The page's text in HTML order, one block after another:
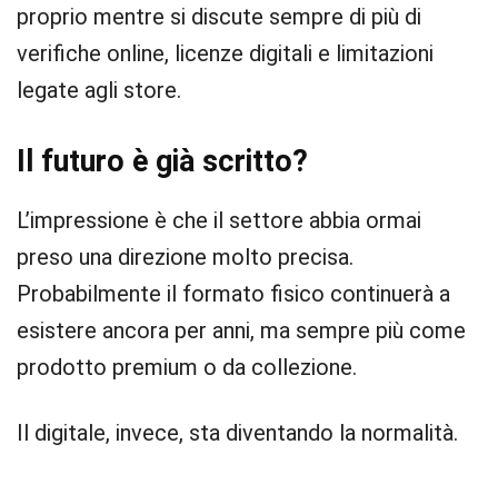
proprio mentre si discute sempre di più di
verifiche online, licenze digitali e limitazioni
legate agli store.
Il futuro è già scritto?
L’impressione è che il settore abbia ormai
preso una direzione molto precisa.
Probabilmente il formato fisico continuerà a
esistere ancora per anni, ma sempre più come
prodotto premium o da collezione.
Il digitale, invece, sta diventando la normalità.